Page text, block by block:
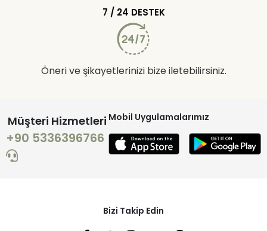
7 / 24 DESTEK
Öneri ve şikayetlerinizi bize iletebilirsiniz.
Müşteri Hizmetleri
+90 5336396766
Mobil Uygulamalarımız
Bizi Takip Edin